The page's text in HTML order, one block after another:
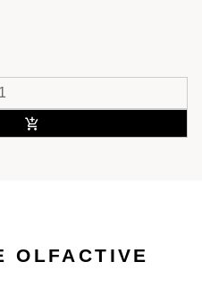
OLFACTIVE